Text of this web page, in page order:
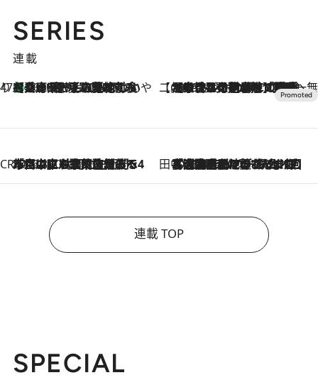
SERIES
連載
47都道府県の手みやげ ひんやりスイーツで夏を満喫
2026.8.8
【兵庫県】この夏絶対食べたい 冷やしておいしいおやつ3選 淡路島の恵みをジェラートに集約 【CREA×星野リゾート】唯一無二。癒しと発見が待つ場所へ
2026.8.7
【トンボの足水浴】ヒノキの香りに包まれて涼感マックス！約13℃の湧水かけ流しを避暑地「星野温泉 トンボの湯」で体験
CREA'S CHOICE
2026.8.7
「立川にも歌舞伎があるんだよ」 片岡仁左衛門・市川中車ら豪華座組みで4年目の立川立飛歌舞伎へ 田中稲の勝手に再ブーム
2026.8.7
「湘南乃風に憧れて」観客大盛上がりの“タオル回し”に、ラッパー顔負けの高速歌唱まで…さだまさし（74）のアグレッシブすぎる現在地
連載 TOP
SPECIAL